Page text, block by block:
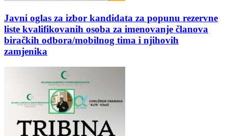
Javni oglas za izbor kandidata za popunu rezervne
liste kvalifikovanih osoba za imenovanje članova
biračkih odbora/mobilnog tima i njihovih
zamjenika